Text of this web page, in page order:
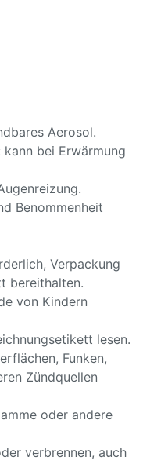
Aerosol.
bei Erwärmung
Benommenheit
Verpackung
bereithalten.
von Kindern
lesen.
Funken,
Zündquellen
oder andere
verbrennen, auch